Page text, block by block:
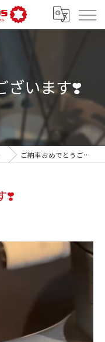
ざいます❣️
ご納車おめでとうございます❣️
❣️